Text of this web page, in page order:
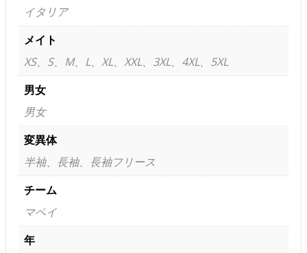
イタリア
メイト
XS、S、M、L、XL、XXL、3XL、4XL、5XL
男女
男女
変異体
半袖、長袖、長袖フリース
チーム
マペイ
年